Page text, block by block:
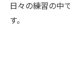
日々の練習の中
す。